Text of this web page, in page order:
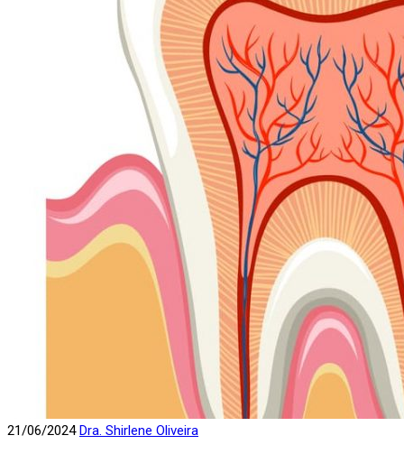
21/06/2024 Dra. Shirlene Oliveira